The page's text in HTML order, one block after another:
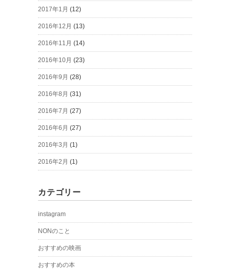
2017年1月 (12)
2016年12月 (13)
2016年11月 (14)
2016年10月 (23)
2016年9月 (28)
2016年8月 (31)
2016年7月 (27)
2016年6月 (27)
2016年3月 (1)
2016年2月 (1)
カテゴリー
instagram
NONのこと
おすすめの映画
おすすめの本